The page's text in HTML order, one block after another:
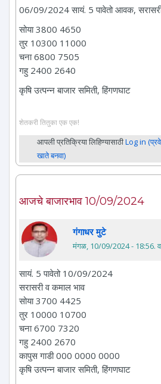
06/09/2024 सायं. 5 पावेतो आवक,
सोया 3800 4650
तुर 10300 11000
चना 6800 7505
गहु 2400 2640
कृषि उत्पन्न बाजार समिती, हिंगणघाट
शेतकरी तितुका एक एक!
आपली प्रतिक्रिया लिहिण्यासाठीLog in
खाते बनवा)
आजचे बाजारभाव 10/09/2024
गंगाधर मुटे
मंगळ, 10/09/2024 - 18:56.
सायं. 5 पावेतो 10/09/2024
सरासरी व कमाल भाव
सोया 3700 4425
तुर 10000 10700
चना 6700 7320
गहु 2400 2670
कापुस गाडी 000 0000 0000
कृषि उत्पन्न बाजार समिती, हिंगणघाट